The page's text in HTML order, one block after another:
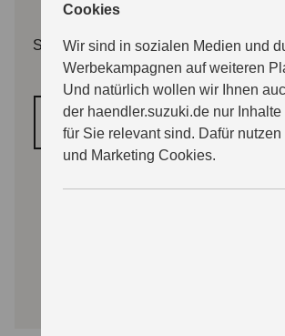
Cookies
Wir sind in sozialen Medien und
Werbekampagnen auf weiteren
Und natürlich wollen wir Ihnen
der haendler.suzuki.de nur
für Sie relevant sind. Dafür nutzen
und Marketing Cookies.
Sie müssen erst die Kategorie
freischalten.